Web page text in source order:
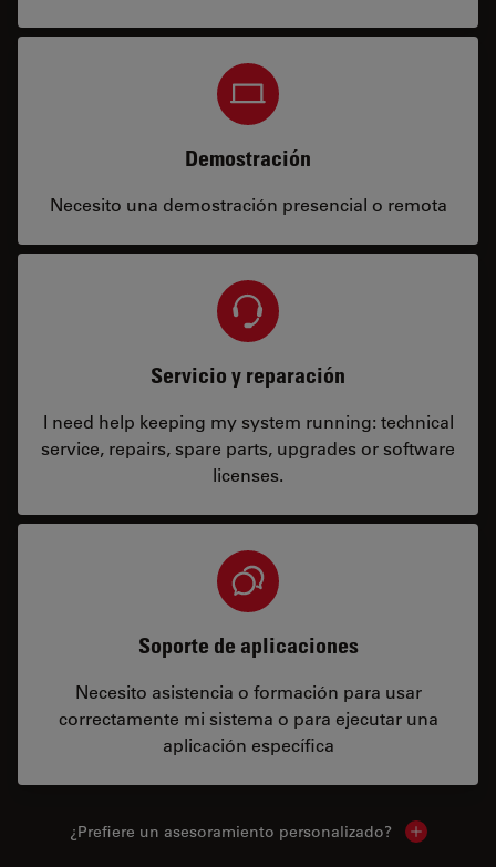
Demostración
Necesito una demostración presencial o remota
Servicio y reparación
I need help keeping my system running: technical
service, repairs, spare parts, upgrades or software
licenses.
Soporte de aplicaciones
Necesito asistencia o formación para usar
correctamente mi sistema o para ejecutar una
aplicación específica
¿Prefiere un asesoramiento personalizado? Show local